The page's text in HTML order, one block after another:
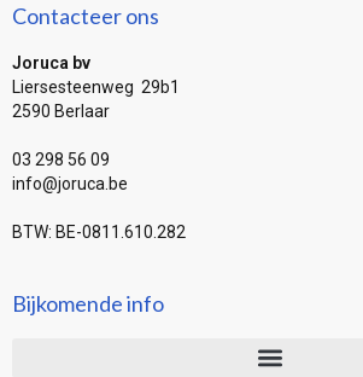
Contacteer ons
Joruca bv
Liersesteenweg 29b1
2590 Berlaar
03 298 56 09
info@joruca.be
BTW: BE-0811.610.282
Bijkomende info